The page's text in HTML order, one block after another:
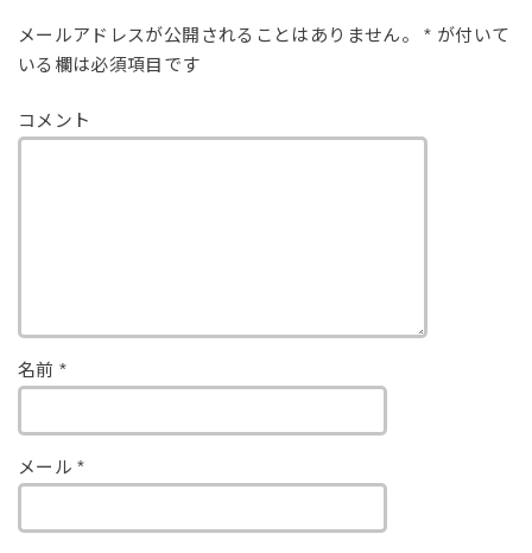
メールアドレスが公開されることはありません。 * が付いて
いる欄は必須項目です
コメント
名前 *
メール*